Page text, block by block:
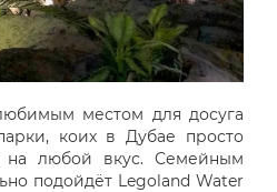
местом для досуга
коих в Дубае просто
на любой вкус. Семейным
подойдёт Legoland Water